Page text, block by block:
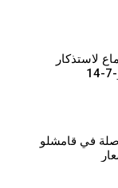
في قامشلو